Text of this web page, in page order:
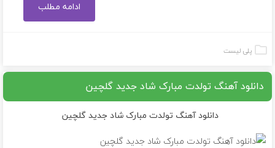
ادامه مطلب
پلی لیست
دانلود آهنگ تولدت مبارک شاد جدید گلچین
دانلود آهنگ تولدت مبارک شاد جدید گلچین